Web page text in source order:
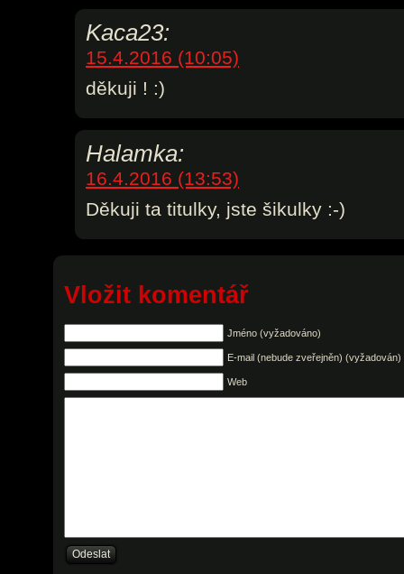
Kaca23:
15.4.2016 (10:05)
děkuji ! :)
Halamka:
16.4.2016 (13:53)
Děkuji ta titulky, jste šikulky :-)
Vložit komentář
Jméno (vyžadováno)
E-mail (nebude zveřejněn) (vyžadován)
Web